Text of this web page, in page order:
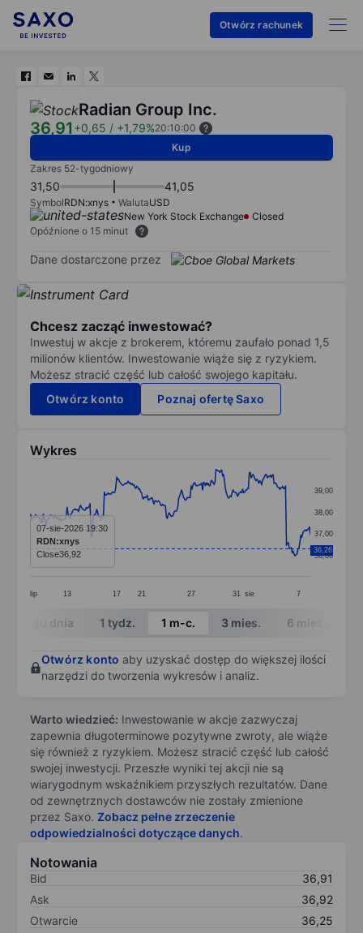
Otwórz rachunek
Radian Group Inc.
36,91+0,65 / +1,79%20:10:00
Kup
Zakres 52-tygodniowy
31,50 41,05
SymbolRDN:xnys WalutaUSD
New York Stock Exchange
Closed
Opóźnione o 15 minut
Dane dostarczone przez
Chcesz zacząć inwestować?
Inwestuj w akcje z brokerem, któremu zaufało ponad 1,5
milionów klientów. Inwestowanie wiąże się z ryzykiem.
Możesz stracić część lub całość swojego kapitału.
Otwórz konto
Poznaj ofertę Saxo
Wykres
Line chart with 295 data points.
The chart has 1 X axis displaying categories.
The chart has 1 Y axis displaying values. Data
lip 13 17 21 27 31 sie 7
36,00
37,00
38,00
39,00
36,26
07-sie-2026 19:30
RDN:xnys
Close36,92
End of interactive chart.
W ciągu dnia 1 tydz. 1 m-c. 3 mies. 6 mies.
Otwórz konto aby uzyskać dostęp do większej ilości
narzędzi do tworzenia wykresów i analiz.
Warto wiedzieć: Inwestowanie w akcje zazwyczaj
zapewnia długoterminowe pozytywne zwroty, ale wiąże
się również z ryzykiem. Możesz stracić część lub całość
swojej inwestycji. Przeszłe wyniki tej akcji nie są
wiarygodnym wskaźnikiem przyszłych rezultatów. Dane
od zewnętrznych dostawców nie zostały zmienione
przez Saxo. Zobacz pełne zrzeczenie
odpowiedzialności dotyczące danych.
Notowania
Bid
36,91
Ask
36,92
Otwarcie
36,25